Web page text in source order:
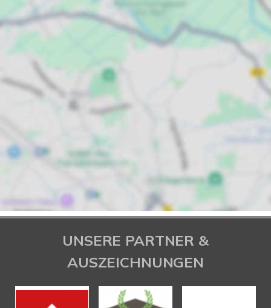
UNSERE PARTNER &
AUSZEICHNUNGEN